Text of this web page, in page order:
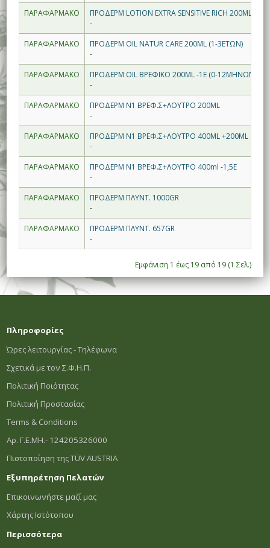
ΠΑΡΑΦΑΡΜΑΚΟ
ΠΡΟΔΕΡΜ LOTION EXTRA SENSITIVE RICH 200ML 0-
-
ΠΑΡΑΦΑΡΜΑΚΟ
ΠΡΟΔΕΡΜ OIL NATUR CARE 200ML (1-3ΕΤΩΝ)
-
ΠΑΡΑΦΑΡΜΑΚΟ
ΠΡΟΔΕΡΜ OIL ΒΡΕΦΙΚΟ 200ML -1E (0-12ΜΗΝΩΝ)
-
ΠΑΡΑΦΑΡΜΑΚΟ
ΠΡΟΔΕΡΜ Ν1 ΒΡΕΦ.Σ+ΛΟΥΤΡΟ 200ML
-
ΠΑΡΑΦΑΡΜΑΚΟ
ΠΡΟΔΕΡΜ Ν1 ΒΡΕΦ.Σ+ΛΟΥΤΡΟ 400ML +200ML
-
ΠΑΡΑΦΑΡΜΑΚΟ
ΠΡΟΔΕΡΜ Ν1 ΒΡΕΦ.Σ+ΛΟΥΤΡΟ 400ml -1,5E
-
ΠΑΡΑΦΑΡΜΑΚΟ
ΠΡΟΔΕΡΜ ΠΛΥΝΤ. 1000GR
-
ΠΑΡΑΦΑΡΜΑΚΟ
ΠΡΟΔΕΡΜ ΠΛΥΝΤ. 657GR
-
Εμφάνιση 1 έως 19 από 19 (1 Σελ.)
Πληροφορίες
Ώρες λειτουργίας - Τηλέφωνα
Σχετικά με τον Σ.Φ.Η.Π.
Πολιτική Ποιότητας
Πολιτική Προστασίας
Terms & Conditions
Αρ. Γ.Ε.ΜΗ.- 124205326000
Πιστοποίηση της TÜV AUSTRIA
Εξυπηρέτηση Πελατών
Επικοινωνήστε μαζί μας
Χάρτης Ιστότοπου
Περισσότερα